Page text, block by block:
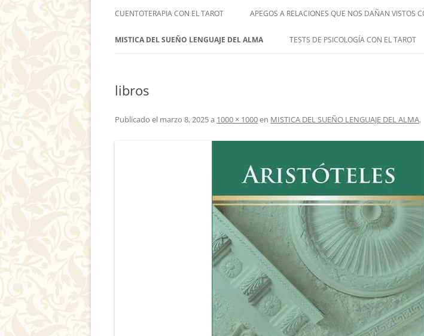
CUENTOTERAPIA CON EL TAROT APEGOS A RELACIONES QUE NOS DAÑAN VISTOS
MISTICA DEL SUEÑO LENGUAJE DEL ALMA TESTS DE PSICOLOGÍA CON EL TAROT
libros
Publicado el marzo 8, 2025a 1000 × 1000en MISTICA DEL SUEÑO LENGUAJE DEL ALMA.